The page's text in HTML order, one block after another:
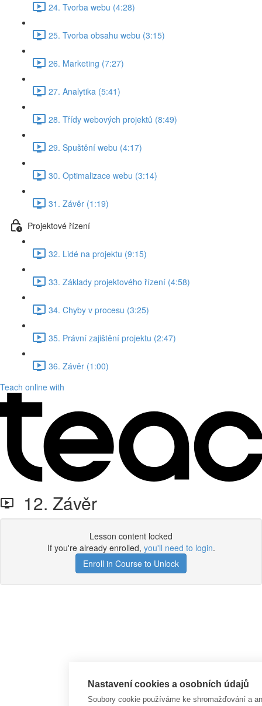
24. Tvorba webu (4:28)
25. Tvorba obsahu webu (3:15)
26. Marketing (7:27)
27. Analytika (5:41)
28. Třídy webových projektů (8:49)
29. Spuštění webu (4:17)
30. Optimalizace webu (3:14)
31. Závěr (1:19)
Projektové řízení
32. Lidé na projektu (9:15)
33. Základy projektového řízení (4:58)
34. Chyby v procesu (3:25)
35. Právní zajištění projektu (2:47)
36. Závěr (1:00)
Teach online with
12. Závěr
Lesson content locked
If you're already enrolled, you'll need to login.
Enroll in Course to Unlock
Nastavení cookies a osobních údajů
Soubory cookie používáme ke shromažďování a